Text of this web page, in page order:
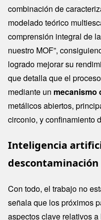
combinación de
modelado teórico
comprensión integral de
nuestro MOF”,
logrado mejorar su
que detalla que el
mediante un mecanismo
metálicos abiertos,
circonio, y confinamiento
Inteligencia
descontaminación
Con todo, el trabajo no
señala que los próximos
aspectos clave relativos